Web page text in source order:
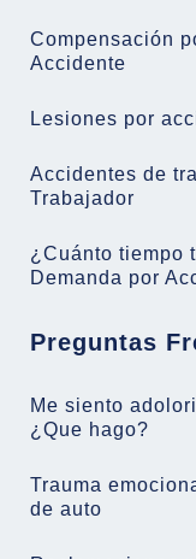
Compensación
Accidente
Lesiones por
Accidentes de
Trabajador
¿Cuánto tiempo
Demanda por
Preguntas
Me siento
¿Que hago?
Trauma
de auto